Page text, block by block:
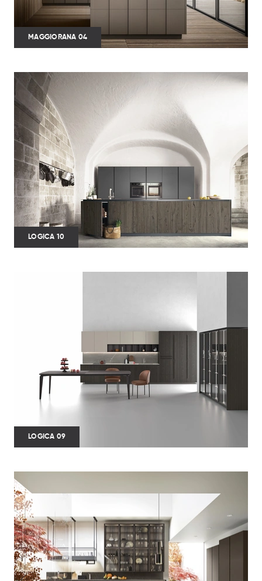
MAGGIORANA 04
LOGICA 10
LOGICA 09